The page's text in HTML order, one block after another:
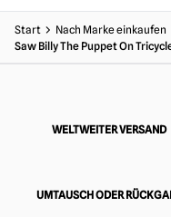
Start Nach Marke einkaufen
Saw Billy The Puppet On
WELTWEITER VERSAND
UMTAUSCH ODER